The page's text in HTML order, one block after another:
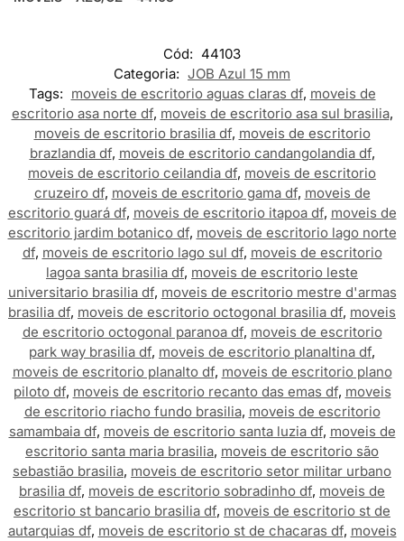
Cód: 44103
Categoria: JOB Azul 15 mm
Tags: moveis de escritorio aguas claras df, moveis de
escritorio asa norte df, moveis de escritorio asa sul brasilia,
moveis de escritorio brasilia df, moveis de escritorio
brazlandia df, moveis de escritorio candangolandia df,
moveis de escritorio ceilandia df, moveis de escritorio
cruzeiro df, moveis de escritorio gama df, moveis de
escritorio guará df, moveis de escritorio itapoa df, moveis de
escritorio jardim botanico df, moveis de escritorio lago norte
df, moveis de escritorio lago sul df, moveis de escritorio
lagoa santa brasilia df, moveis de escritorio leste
universitario brasilia df, moveis de escritorio mestre d'armas
brasilia df, moveis de escritorio octogonal brasilia df, moveis
de escritorio octogonal paranoa df, moveis de escritorio
park way brasilia df, moveis de escritorio planaltina df,
moveis de escritorio planalto df, moveis de escritorio plano
piloto df, moveis de escritorio recanto das emas df, moveis
de escritorio riacho fundo brasilia, moveis de escritorio
samambaia df, moveis de escritorio santa luzia df, moveis de
escritorio santa maria brasilia, moveis de escritorio são
sebastião brasilia, moveis de escritorio setor militar urbano
brasilia df, moveis de escritorio sobradinho df, moveis de
escritorio st bancario brasilia df, moveis de escritorio st de
autarquias df, moveis de escritorio st de chacaras df, moveis